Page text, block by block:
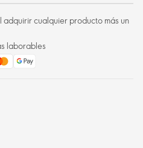
cualquier producto más un
laborables